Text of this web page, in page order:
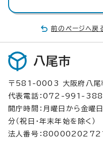
前のページへ戻
八尾市
〒581-0003 大阪府八尾
代表電話：072-991-
開庁時間：月曜日から金
分（祝日・年末年始を除く）
法人番号：